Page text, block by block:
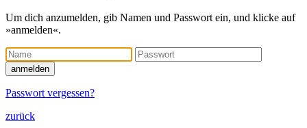
Um dich anzumelden, gib Namen und Passwort ein, und klicke auf
»anmelden«.
Name
Passwort
anmelden
Passwort vergessen?
zurück